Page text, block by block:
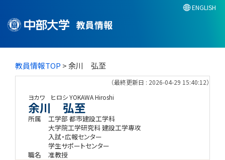
教員情報
ENGLISH
教員情報TOP > 余川 弘至
（最終更新日 : 2026-04-29 15:40:12）
ヨカワ ヒロシYOKAWA Hiroshi
余川 弘至
所属
工学部 都市建設工学科
大学院工学研究科 建設工学専攻
入試・広報センター
学生サポートセンター
職名
准教授